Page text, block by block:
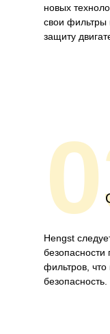
новых
свои фильтры
защиту
Hengst
безопасности
фильтров, что
безопасность.